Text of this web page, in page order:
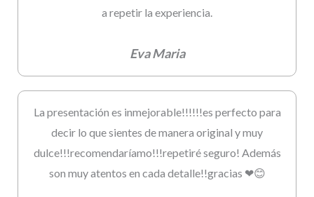
a repetir la experiencia.
Eva Maria
La presentación es inmejorable!!!!!!es perfecto para
decir lo que sientes de manera original y muy
dulce!!!recomendaríamo!!!repetiré seguro! Además
son muy atentos en cada detalle!!gracias ❤😊